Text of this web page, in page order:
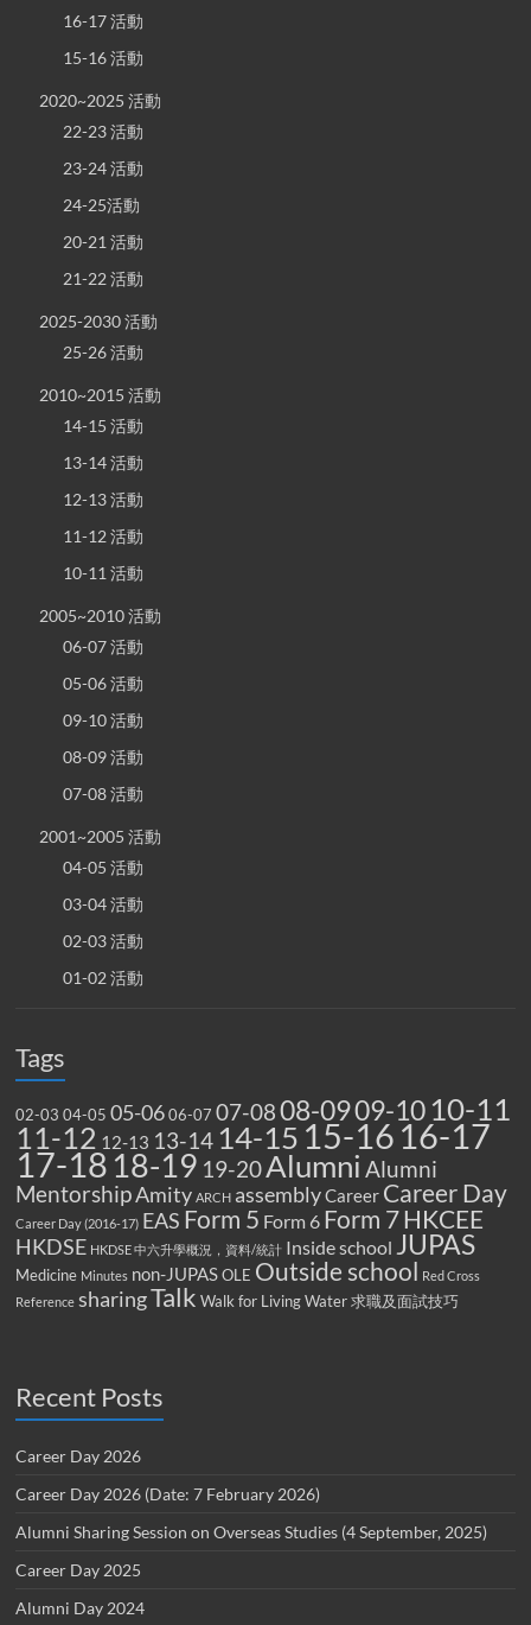
16-17 活動
15-16 活動
2020~2025 活動
22-23 活動
23-24 活動
24-25活動
20-21 活動
21-22 活動
2025-2030 活動
25-26 活動
2010~2015 活動
14-15 活動
13-14 活動
12-13 活動
11-12 活動
10-11 活動
2005~2010 活動
06-07 活動
05-06 活動
09-10 活動
08-09 活動
07-08 活動
2001~2005 活動
04-05 活動
03-04 活動
02-03 活動
01-02 活動
Tags
02-03 04-05 05-06 06-07 07-0808-0909-10 10-11
11-12 12-13 13-14 14-1515-1616-17
17-1818-19 19-20Alumni Alumni
MentorshipAmity ARCH assemblyCareer Career Day
Career Day (2016-17) EAS Form 5 Form 6 Form 7HKCEE
HKDSE HKDSE 中六升學概況，資料/統計 Inside school JUPAS
Medicine Minutes non-JUPAS OLE Outside school Red Cross
Reference sharingTalk Walk for Living Water 求職及面試技巧
Recent Posts
Career Day 2026
Career Day 2026 (Date: 7 February 2026)
Alumni Sharing Session on Overseas Studies (4 September, 2025)
Career Day 2025
Alumni Day 2024